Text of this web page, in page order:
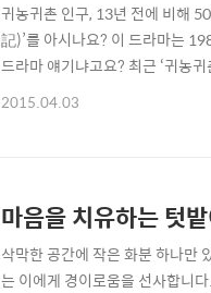
귀농귀촌 인구, 13년 전에 비해
記)’를 아시나요? 이 드라마는
드라마 얘기냐고요? 최근 ‘귀농
지어 먹는 ‘삼시세끼’ 얘기를 하
2015.04.03
마음을 치유하는 텃
삭막한 공간에 작은 화분 하나만
는 이에게 경이로움을 선사합니